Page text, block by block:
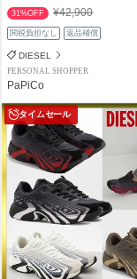
31%OFF ¥42,900
関税負担なし 返品補償
DIESEL
PERSONAL SHOPPER
PaPiCo
タイムセール